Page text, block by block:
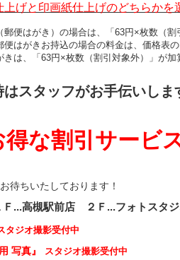
上げと印画紙仕上げのどちらかを
便はがき）の場合は、「63円×枚数（
はがきお持込の場合の料金は、価格表
は、「63円×枚数（割引対象外）」が加
スタッフがお手伝いしま
得な割引サービ
待ちいたしております！
Ｆ...高槻駅前店 ２Ｆ...フォトスタ
タジオ撮影受付中
写真』 スタジオ撮影受付中